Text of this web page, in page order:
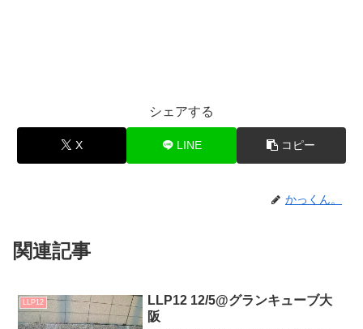
シェアする
X LINE コピー
かっくん。
関連記事
LLP12
LLP12 12/5@グランキューブ大
阪